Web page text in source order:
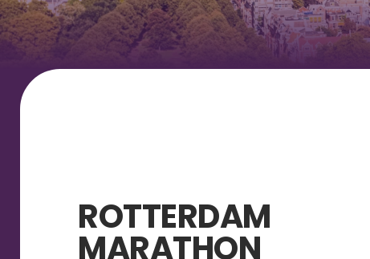
ROTTERDAM
MARATHON